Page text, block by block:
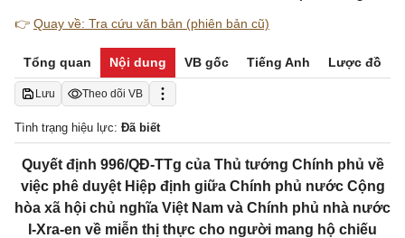
👉 Quay về: Tra cứu văn bản (phiên bản cũ)
Tổng quan Nội dung VB gốc Tiếng Anh Lược đồ
Lưu Theo dõi VB
Tình trạng hiệu lực: Đã biết
Quyết định 996/QĐ-TTg của Thủ tướng Chính phủ về
việc phê duyệt Hiệp định giữa Chính phủ nước Cộng
hòa xã hội chủ nghĩa Việt Nam và Chính phủ nhà nước
I-Xra-en về miễn thị thực cho người mang hộ chiếu